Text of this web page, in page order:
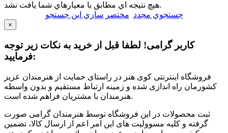
هيچ نتيجه اي مطابق با معيارهاي شما يافت نشد.
جستجوي مجدد مختصر سازي اين جستجو
×
کاربر گرامی! لطفا قبل از خرید به نکات زیر توجه
فرمایید:
فروشگاه اینترنتی کوی هنر در راستای حمایت از هنرمندان عزیز
کشورمان راه اندازی شده و زمینه ارتباط مستقیم و بدون واسطه
هنرمندان با مشتریان فراهم شده است.
ثبت محصولات در این فروشگاه توسط هنرمندان گرامی صورت
گرفته و کلیه مسوولیت های این امر اعم از ارسال کالا، تضمین